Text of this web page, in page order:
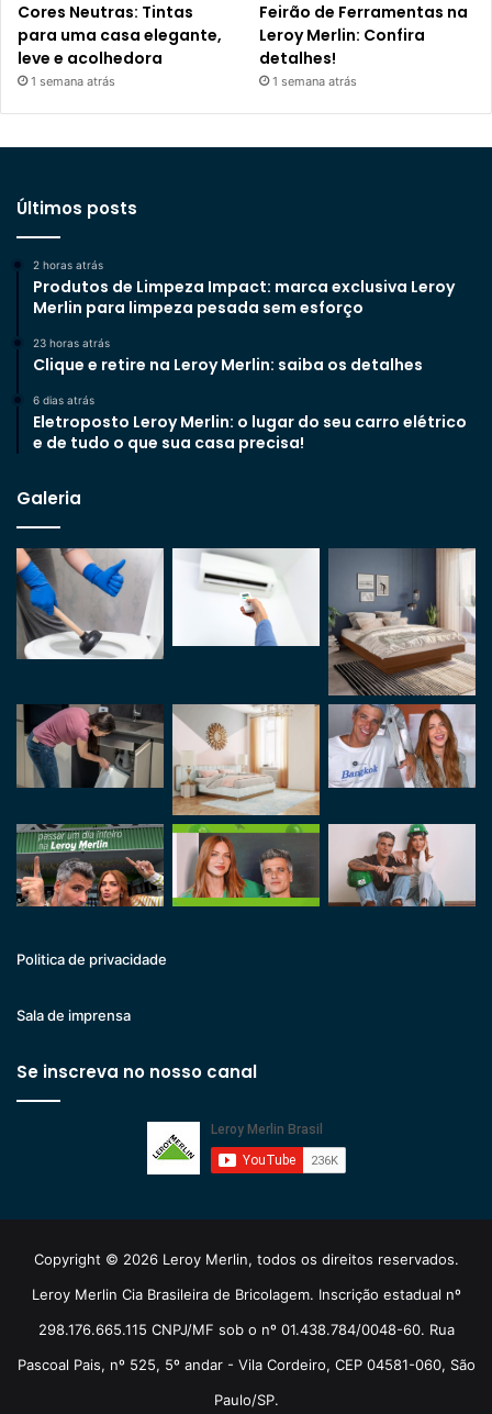
Cores Neutras: Tintas
para uma casa elegante,
leve e acolhedora
1 semana atrás
Feirão de Ferramentas na
Leroy Merlin: Confira
detalhes!
1 semana atrás
Últimos posts
2 horas atrás
Produtos de Limpeza Impact: marca exclusiva Leroy
Merlin para limpeza pesada sem esforço
23 horas atrás
Clique e retire na Leroy Merlin: saiba os detalhes
6 dias atrás
Eletroposto Leroy Merlin: o lugar do seu carro elétrico
e de tudo o que sua casa precisa!
Galeria
Politica de privacidade
Sala de imprensa
Se inscreva no nosso canal
Copyright © 2026 Leroy Merlin, todos os direitos reservados.
Leroy Merlin Cia Brasileira de Bricolagem. Inscrição estadual nº
298.176.665.115 CNPJ/MF sob o nº 01.438.784/0048-60. Rua
Pascoal Pais, nº 525, 5º andar - Vila Cordeiro, CEP 04581-060, São
Paulo/SP.